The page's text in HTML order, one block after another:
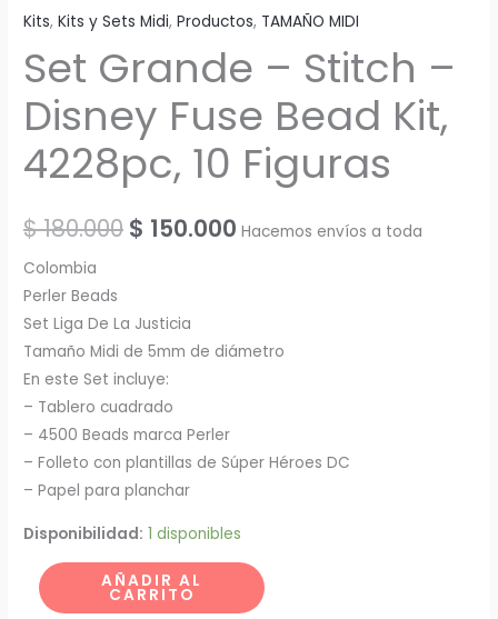
Kits,Kits y Sets Midi,Productos, TAMAÑO MIDI
Set Grande – Stitch –
Disney Fuse Bead Kit,
4228pc, 10 Figuras
$180.000 El
original
era:
$ 180.000.
$ 150.000El
es:
Hacemos envíos a toda
Colombia
Perler Beads
Set Liga De La Justicia
Tamaño Midi de 5mm de diámetro
En este Set incluye:
– Tablero cuadrado
– 4500 Beads marca Perler
– Folleto con plantillas de Súper Héroes DC
– Papel para planchar
Disponibilidad: 1 disponibles
Set
Grande
AÑADIR AL
CARRITO